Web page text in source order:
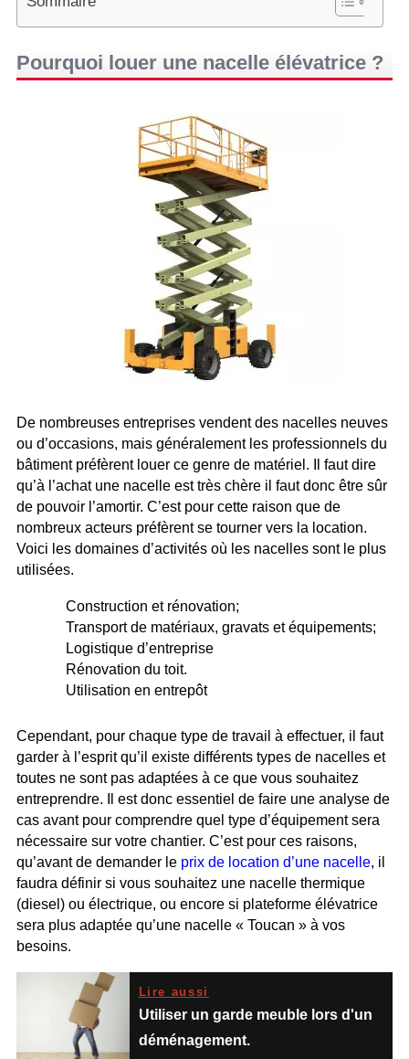
Pourquoi louer une nacelle élévatrice ?
De nombreuses entreprises vendent des nacelles neuves
ou d’occasions, mais généralement les professionnels du
bâtiment préfèrent louer ce genre de matériel. Il faut dire
qu’à l’achat une nacelle est très chère il faut donc être sûr
de pouvoir l’amortir. C’est pour cette raison que de
nombreux acteurs préfèrent se tourner vers la location.
Voici les domaines d’activités où les nacelles sont le plus
utilisées.
Construction et rénovation;
Transport de matériaux, gravats et équipements;
Logistique d’entreprise
Rénovation du toit.
Utilisation en entrepôt
Cependant, pour chaque type de travail à effectuer, il faut
garder à l’esprit qu’il existe différents types de nacelles et
toutes ne sont pas adaptées à ce que vous souhaitez
entreprendre. Il est donc essentiel de faire une analyse de
cas avant pour comprendre quel type d’équipement sera
nécessaire sur votre chantier. C’est pour ces raisons,
qu’avant de demander le prix de location d’une nacelle, il
faudra définir si vous souhaitez une nacelle thermique
(diesel) ou électrique, ou encore si plateforme élévatrice
sera plus adaptée qu’une nacelle « Toucan » à vos
besoins.
Lire aussi
Utiliser un garde meuble lors d'un
déménagement.